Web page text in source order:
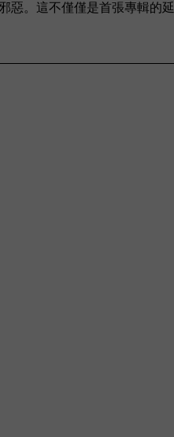
。這不僅僅是首張專輯的